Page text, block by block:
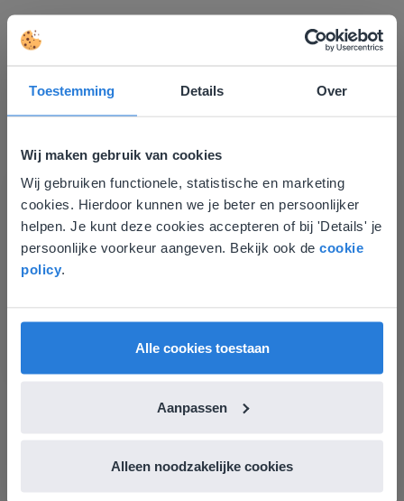
Toestemming Details Over
Wij maken gebruik van cookies
Wij gebruiken functionele, statistische en marketing
cookies. Hierdoor kunnen we je beter en persoonlijker
helpen. Je kunt deze cookies accepteren of bij 'Details' je
persoonlijke voorkeur aangeven. Bekijk ook de cookie
policy.
Alle cookies toestaan
Aanpassen
Alleen noodzakelijke cookies
Ontdek meer!
Groep 8, Blok 9, Week 3, Les 11
Deze website komt niet
overeen met je locatie
Gezien je locatie, denken we dat je misschien
liever naar de website voor English gaat. Hier
English
Nederland